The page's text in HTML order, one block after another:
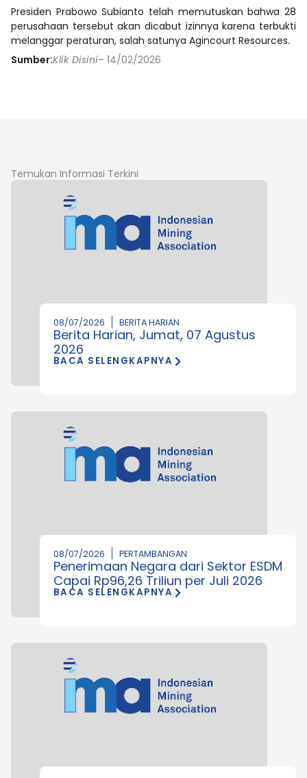
Presiden Prabowo Subianto telah memutuskan bahwa 28
perusahaan tersebut akan dicabut izinnya karena terbukti
melanggar peraturan, salah satunya Agincourt Resources.
Sumber:Klik Disini– 14/02/2026
Temukan Informasi Terkini
08/07/2026 BERITA HARIAN
Berita Harian, Jumat, 07 Agustus
2026
BACA SELENGKAPNYA
08/07/2026 PERTAMBANGAN
Penerimaan Negara dari Sektor ESDM
Capai Rp96,26 Triliun per Juli 2026
BACA SELENGKAPNYA